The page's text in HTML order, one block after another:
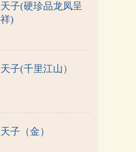
天子(硬珍品龙凤呈
祥)
天子(千里江山）
天子（金）